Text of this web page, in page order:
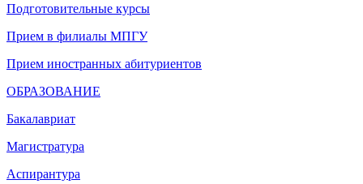
Подготовительные курсы
Прием в филиалы МПГУ
Прием иностранных абитуриентов
ОБРАЗОВАНИЕ
Бакалавриат
Магистратура
Аспирантура